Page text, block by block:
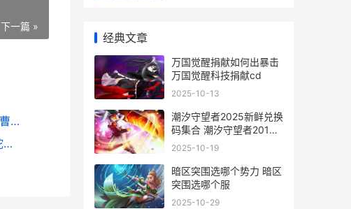
下一篇 »
新三国志曹操传魔王挑战5封印策略 新三国志曹操传军营演武7
烟雨江湖佛寺恶兆支线任务策略 烟雨江湖佛陀十大弟子
经典文章
万国觉醒捐献如何出暴击
万国觉醒科技捐献cd
2025-10-13
潮汐守望者2025新鲜兑换
码集合 潮汐守望者20134
开区时间
2025-10-19
暗区突围选哪个势力 暗区
突围选哪个服
2025-10-29